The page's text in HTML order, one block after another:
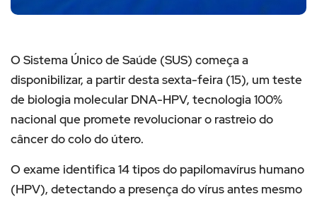
O Sistema Único de Saúde (SUS) começa a
disponibilizar, a partir desta sexta-feira (15), um teste
de biologia molecular DNA-HPV, tecnologia 100%
nacional que promete revolucionar o rastreio do
câncer do colo do útero.
O exame identifica 14 tipos do papilomavírus humano
(HPV), detectando a presença do vírus antes mesmo